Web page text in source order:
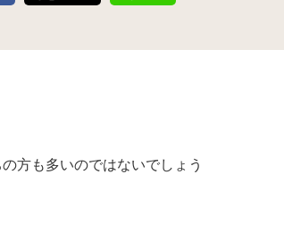
方も多いのではないでしょう